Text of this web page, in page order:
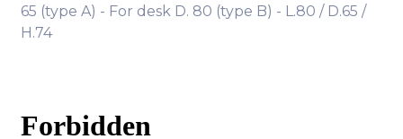
65 (type A) - For desk D. 80 (type B) - L.80 / D.65 /
H.74